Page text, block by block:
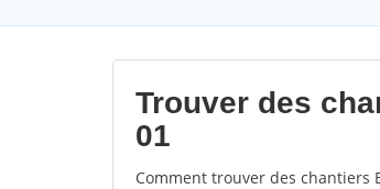
Trouver des
01
Comment trouver des chantiers